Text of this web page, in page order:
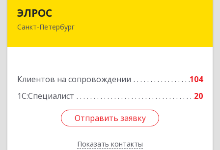
ЭЛРОС
Санкт-Петербург
Клиентов на сопровождении
104
1С:Специалист
20
Отправить заявку
Показать контакты
191024, Санкт-Петербург г, Тележная ул, дом №
Отправить заявку
Назад